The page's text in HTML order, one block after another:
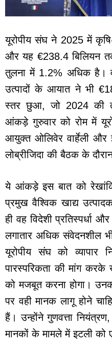
यूरोपीय संघ ने 2025 में कृषि-
और यह €238.4 बिलियन
तुलना में 1.2% अधिक है।
उत्पादों के आयात ने भी
स्तर छुआ, जो 2024 की
आंकड़े गुरुवार को रोम में
आयुक्त ओलिवेर वार्हेली और
लोब्रीजिदा की बैठक के
ये आंकड़े इस बात को
प्रमुख वैश्विक खाद्य
ही वह विदेशी प्रतिस्पर्धा
लगातार अधिक संवेदनशील
यूरोपीय संघ को व्यापार
पारस्परिकता की मांग करके
को मजबूत करना होगा।
पर वही मानक लागू होने
हैं। उन्होंने गुणवत्ता
मानकों के मामले में इटली को